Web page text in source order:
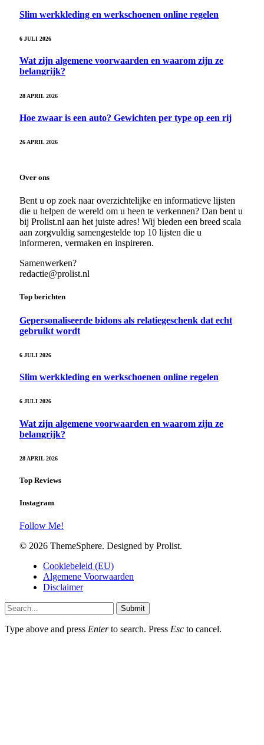
Slim werkkleding en werkschoenen online regelen
6 JULI 2026
Wat zijn algemene voorwaarden en waarom zijn ze
belangrijk?
28 APRIL 2026
Hoe zwaar is een auto? Gewichten per type op een rij
26 APRIL 2026
Over ons
Bent u op zoek naar overzichtelijke en informatieve lijsten
die u helpen de wereld om u heen te verkennen? Dan bent u
bij Prolist.nl aan het juiste adres! Wij bieden een breed scala
aan zorgvuldig samengestelde top 10 lijsten die u
informeren, vermaken en inspireren.
Samenwerken?
redactie@prolist.nl
Top berichten
Gepersonaliseerde bidons als relatiegeschenk dat echt
gebruikt wordt
6 JULI 2026
Slim werkkleding en werkschoenen online regelen
6 JULI 2026
Wat zijn algemene voorwaarden en waarom zijn ze
belangrijk?
28 APRIL 2026
Top Reviews
Instagram
Follow Me!
© 2026 ThemeSphere. Designed by Prolist.
Cookiebeleid (EU)
Algemene Voorwaarden
Disclaimer
Submit
Type above and press Enterto search. Press Esc to cancel.